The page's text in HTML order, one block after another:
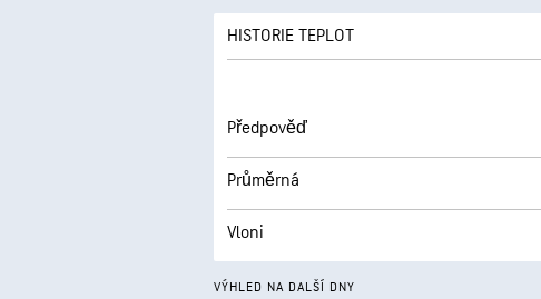
HISTORIE TEPLOT
Předpověď
Průměrná
Vloni
VÝHLED NA DALŠÍ DNY